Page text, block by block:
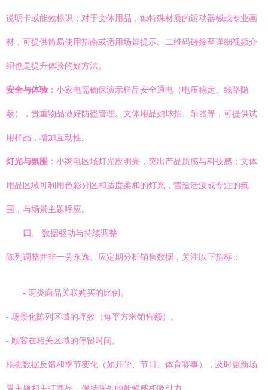
说明卡或能效标识；对于文体用品，如特殊材质的运动器械或专业画
材，可提供简易使用指南或适用场景提示。二维码链接至详细视频介
绍也是提升体验的好方法。
安全与体验 ：小家电需确保演示样品安全通电（电压稳定、线路隐
蔽），贵重物品做好防盗管理。文体用品如球拍、乐器等，可提供试
用样品，增加互动性。
灯光与氛围 ：小家电区域灯光应明亮，突出产品质感与科技感；文体
用品区域可利用色彩分区和适度柔和的灯光，营造活泼或专注的氛
围，与场景主题呼应。
四、 数据驱动与持续调整
陈列调整并非一劳永逸。应定期分析销售数据，关注以下指标：
- 两类商品关联购买的比例。
- 场景化陈列区域的坪效（每平方米销售额）。
- 顾客在相关区域的停留时间。
根据数据反馈和季节变化（如开学、节日、体育赛事），及时更新场